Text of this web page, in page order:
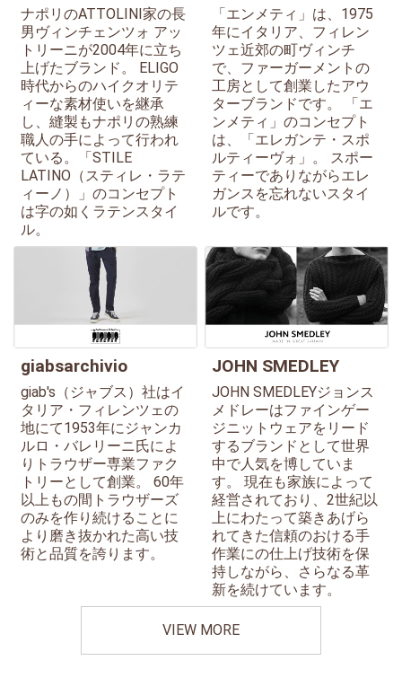
ナポリのATTOLINI家の長
男ヴィンチェンツォ アッ
トリーニが2004年に立ち
上げたブランド。 ELIGO
時代からのハイクオリテ
ィーな素材使いを継承
し、縫製もナポリの熟練
職人の手によって行われ
ている。「STILE
LATINO（スティレ・ラテ
ィーノ）」のコンセプト
は字の如くラテンスタイ
ル。
「エンメティ」は、1975
年にイタリア、フィレン
ツェ近郊の町ヴィンチ
で、ファーガーメントの
工房として創業したアウ
ターブランドです。 「エ
ンメティ」のコンセプト
は、「エレガンテ・スポ
ルティーヴォ」。 スポー
ティーでありながらエレ
ガンスを忘れないスタイ
ルです。
giabsarchivio
giab's（ジャブス）社はイ
タリア・フィレンツェの
地にて1953年にジャンカ
ルロ・バレリーニ氏によ
りトラウザー専業ファク
トリーとして創業。 60年
以上もの間トラウザーズ
のみを作り続けることに
より磨き抜かれた高い技
術と品質を誇ります。
JOHN SMEDLEY
JOHN SMEDLEYジョンス
メドレーはファインゲー
ジニットウェアをリード
するブランドとして世界
中で人気を博していま
す。 現在も家族によって
経営されており、2世紀以
上にわたって築きあげら
れてきた信頼のおける手
作業にの仕上げ技術を保
持しながら、さらなる革
新を続けています。
VIEW MORE